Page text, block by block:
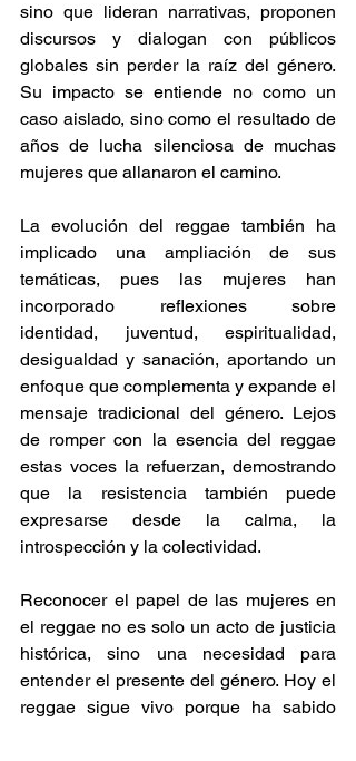
sino que lideran narrativas, proponen
discursos y dialogan con públicos
globales sin perder la raíz del género.
Su impacto se entiende no como un
caso aislado, sino como el resultado de
años de lucha silenciosa de muchas
mujeres que allanaron el camino.
La evolución del reggae también ha
implicado una ampliación de sus
temáticas, pues las mujeres han
incorporado reflexiones sobre
identidad, juventud, espiritualidad,
desigualdad y sanación, aportando un
enfoque que complementa y expande el
mensaje tradicional del género. Lejos
de romper con la esencia del reggae
estas voces la refuerzan, demostrando
que la resistencia también puede
expresarse desde la calma, la
introspección y la colectividad.
Reconocer el papel de las mujeres en
el reggae no es solo un acto de justicia
histórica, sino una necesidad para
entender el presente del género. Hoy el
reggae sigue vivo porque ha sabido